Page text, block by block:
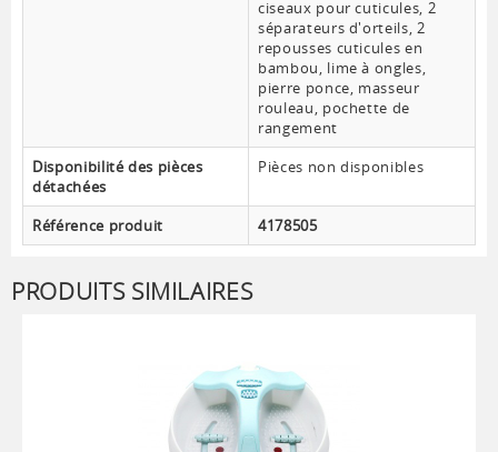
ciseaux pour cuticules, 2
séparateurs d'orteils, 2
repousses cuticules en
bambou, lime à ongles,
pierre ponce, masseur
rouleau, pochette de
rangement
Disponibilité des pièces
détachées
Pièces non disponibles
Référence produit 4178505
PRODUITS SIMILAIRES